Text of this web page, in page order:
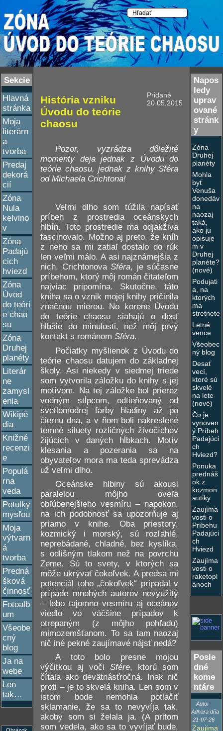
Sekcie
Hlavná
stránka
Moja
literárn
a
tvorba
Predaj
dekorá
cií
Zóna
Nula
kelvino
v
Zóna
Padajú
cich
hviezd
Zóna
Úvod
do teóri
e chao
su
Zóna
Druhej
planéty
Literár
ne
zamysl
enia
Wikipé
dia
Knižné
recenzi
e
Populá
rna
veda
Potulky
mysľou
Moja
výtvarn
á
tvorba
Predná
šková
činnosť
Fotoalb
um
Všeobe
cný
blog
Ja na
webe
Len
tak…
Pridané
20.05.2015
História vzniku
Úvodu do teórie
chaosu
Pozor, vyzrádza dôležité
momenty deja jednak z Úvodu do
teórie chaosu, jednak z knihy Sféra
od Michaela Crichtona!
Veľmi dlho som túžila napísať
príbeh z prostredia oceánskych
hlbín. Toto prostredie ma odjakživa
fascinovalo. Možno aj preto, že kníh
z neho sa mi zatiaľ dostalo do rúk
len veľmi málo. A asi najznámejšia z
nich, CrichtonovaSféra, je súčasne
príbehom, ktorý môj román čitateľom
najviac pripomína. Skutočne, táto
kniha sa o vznik mojej knihy pričinila
značnou mierou. No korene Úvodu
do teórie chaosu siahajú o dosť
hlbšie do minulosti, než môj prvý
kontakt s románomSféra.
Počiatky myšlienok z Úvodu do
teórie chaosu datujem do základnej
školy. Asi niekedy v siedmej triede
som vytvorila záložku do knihy s jej
motívom. Na tej záložke bol prierez
vodným stĺpcom, odtieňovaný od
svetlomodrej farby hladiny až po
čiernu dna, a v ňom boli nakreslené
temné siluety rozličných živočíchov
žijúcich v daných hĺbkach. Motív
klesania a pozerania sa na
obyvateľov mora ma teda sprevádza
už veľmi dlho.
Oceánske hlbiny sú akousi
paralelou môjho oveľa
obľúbenejšieho vesmíru – napokon,
na ich podobnosť sa upozorňuje aj
priamo v knihe. Oba priestory,
kozmický i morský, sú rozľahlé,
neprebádané, chladné, bez kyslíka,
s odlišným tlakom než na povrchu
Zeme. Sú to svety, v ktorých sa
môže ukrývať čokoľvek. A predsa mi
potenciál toho „čokoľvek“ pripadal v
prípade mnohých autorov nevyužitý
– lebo tajomno vesmíru aj oceánov
viedlo vo väčšine prípadov k
otrepaným (z môjho pohľadu)
mimozemšťanom. To sa tam naozaj
nič iné pekné zaujímavé nájsť nedá?
A toto bolo presne mojou
výčitkou aj vočiSfére, ktorú som
čítala ako devätnásťročná. Inak nič
proti – je to skvelá kniha. Len som v
istom bode nemohla potlačiť
sklamanie, že sa to nevyvíja tak,
akoby som si želala ja. (A pritom
som vedela, ako sa to vyvíjať bude,
Napos
ledy
uprav
ované
stránk
y
Zóna
Druhej
planéty
Mohla
byť
Venuša
donedáv
na
naozaj
taká,
ako ju
opisuje
m v
Druhej
planéte?
(nové)
Podujati
a, na
ktorých
ma
stretnete
Letné
vence
Všeobec
ný blog
Desať
vecí,
ktoré sú
skvelé
na lete
(nové)
Čo je
vynoven
ý Príbeh
Padajúci
ch
Hviezd?
Ponuka
prednáš
ok z
kozmon
autiky
Zaujíma
vosti o
Príbehu
Padajúci
ch
Hviezd
Zaujíma
vosti o
raketopl
ánoch
Posle
dné
kome
ntáre
Autor
Adhara dňa
21-07-26
Zaujíma